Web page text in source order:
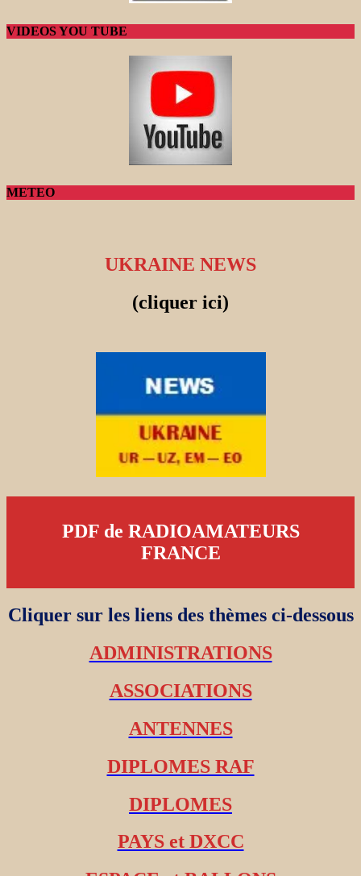
VIDEOS YOU TUBE
METEO
UKRAINE NEWS
(cliquer ici)
PDF de RADIOAMATEURS
FRANCE
Cliquer sur les liens des thèmes ci-dessous
ADMINISTRATIONS
ASSOCIATIONS
ANTENNES
DIPLOMES RAF
DIPLOMES
PAYS et DXCC